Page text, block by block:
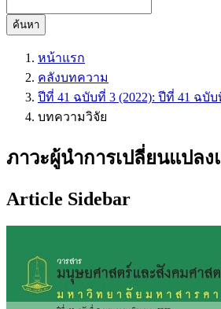
ค้นหา
หน้าแรก
คลังบทความ
ปีที่ 41 ฉบับที่ 3 (2022): ปีที่ 41 ฉบั
บทความวิจัย
ภาวะผู้นำการเปลี่ยนแปล
Article Sidebar